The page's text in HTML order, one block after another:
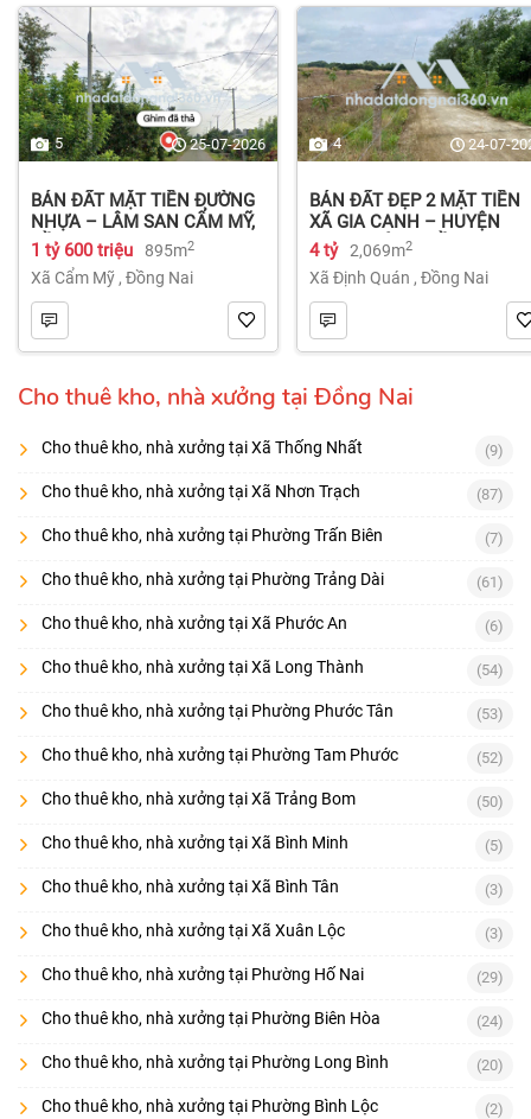
5 25-07-2026
BÁN ĐẤT MẶT TIỀN ĐƯỜNG
NHỰA – LÂM SAN CẨM MỸ,
ĐỒNG NAI.
1 tỷ 600 triệu 895m2
Xã Cẩm Mỹ , Đồng Nai
4 24-07-
BÁN ĐẤT ĐẸP 2 MẶT TIỀN
XÃ GIA CANH – HUYỆN
ĐỊNH QUÁN – ĐỒNG NAI dt
2.069m² 4 tỷ
4 tỷ 2,069m2
Xã Định Quán , Đồng Nai
Cho thuê kho, nhà xưởng tại Đồng Nai
Cho thuê kho, nhà xưởng tại Xã Thống Nhất (9)
Cho thuê kho, nhà xưởng tại Xã Nhơn Trạch (87)
Cho thuê kho, nhà xưởng tại Phường Trấn Biên (7)
Cho thuê kho, nhà xưởng tại Phường Trảng Dài (61)
Cho thuê kho, nhà xưởng tại Xã Phước An (6)
Cho thuê kho, nhà xưởng tại Xã Long Thành (54)
Cho thuê kho, nhà xưởng tại Phường Phước Tân (53)
Cho thuê kho, nhà xưởng tại Phường Tam Phước (52)
Cho thuê kho, nhà xưởng tại Xã Trảng Bom (50)
Cho thuê kho, nhà xưởng tại Xã Bình Minh (5)
Cho thuê kho, nhà xưởng tại Xã Bình Tân (3)
Cho thuê kho, nhà xưởng tại Xã Xuân Lộc (3)
Cho thuê kho, nhà xưởng tại Phường Hố Nai (29)
Cho thuê kho, nhà xưởng tại Phường Biên Hòa (24)
Cho thuê kho, nhà xưởng tại Phường Long Bình (20)
Cho thuê kho, nhà xưởng tại Phường Bình Lộc (2)